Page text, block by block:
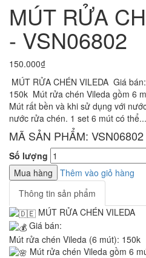
MÚT RỬA
- VSN06802
150.000₫
MÚT RỬA CHÉN VILEDA Giá
150k Mút rửa chén Vileda gồm 6
Mút rất bền và khi sử dụng với
nước rửa chén. 1 set 6 mút có thể...
MÃ SẢN PHẨM: VSN06802
Số lượng
Mua hàng
Thêm vào giỏ hàng
Thông tin sản phẩm
MÚT RỬA CHÉN VILEDA
Giá bán:
Mút rửa chén Vileda (6 mút): 150k
Mút rửa chén Vileda gồm 6